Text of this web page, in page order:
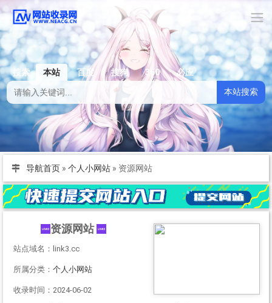
搜索 本站 百度 搜狗 360
必应
本站搜索
导航首页 » 个人小网站 » 资源网站
资源网站
站点域名：link3.cc
所属分类： 个人小网站
收录时间：2024-06-02